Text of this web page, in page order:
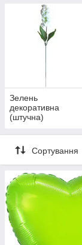
Зелень
декоративна
(штучна)
Сортування